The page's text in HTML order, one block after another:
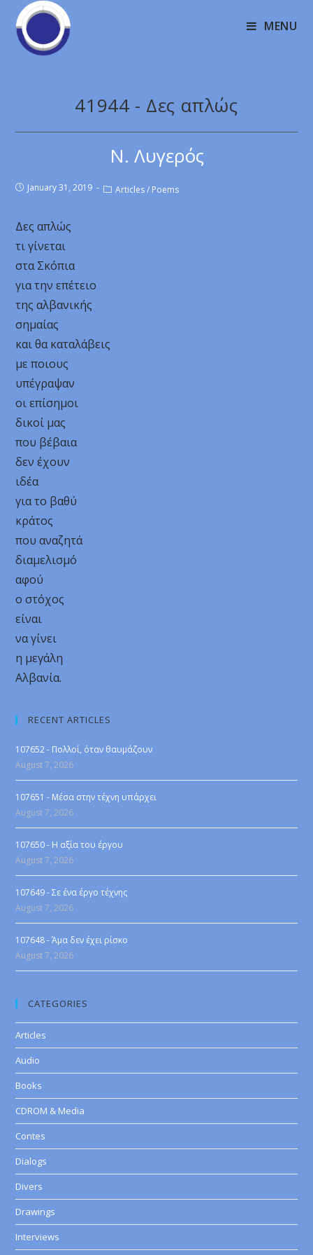
MENU
41944 - Δες απλώς
Ν. Λυγερός
January 31, 2019 Articles / Poems
Δες απλώς
τι γίνεται
στα Σκόπια
για την επέτειο
της αλβανικής
σημαίας
και θα καταλάβεις
με ποιους
υπέγραψαν
οι επίσημοι
δικοί μας
που βέβαια
δεν έχουν
ιδέα
για το βαθύ
κράτος
που αναζητά
διαμελισμό
αφού
ο στόχος
είναι
να γίνει
η μεγάλη
Αλβανία.
RECENT ARTICLES
107652 - Πολλοί, όταν θαυμάζουν
August 7, 2026
107651 - Μέσα στην τέχνη υπάρχει
August 7, 2026
107650 - Η αξία του έργου
August 7, 2026
107649 - Σε ένα έργο τέχνης
August 7, 2026
107648 - Άμα δεν έχει ρίσκο
August 7, 2026
CATEGORIES
Articles
Audio
Books
CDROM & Media
Contes
Dialogs
Divers
Drawings
Interviews